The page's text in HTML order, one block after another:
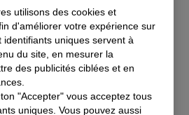
18:00
utilisons des cookies et
d'améliorer votre expérience sur
identifiants uniques servent à
du site, en mesurer la
des publicités ciblées et en
"Accepter" vous acceptez tous
uniques. Vous pouvez aussi